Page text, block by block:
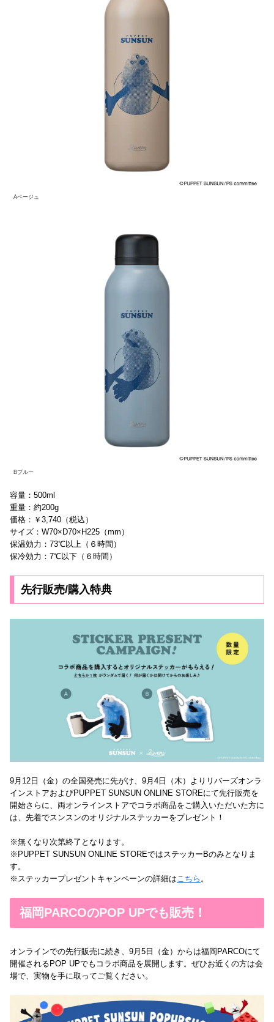
Aベージュ
Bブルー
容量：500ml
重量：約200g
価格：￥3,740（税込）
サイズ：W70×D70×H225（mm）
保温効力：73℃以上（６時間）
保冷効力：7℃以下（６時間）
先行販売/購入特典
9月12日（金）の全国発売に先がけ、9月4日（木）よりリバーズオンラ
インストアおよびPUPPET SUNSUN ONLINE STOREにて先行販売を
開始さらに、両オンラインストアでコラボ商品をご購入いただいた方に
は、先着でスンスンのオリジナルステッカーをプレゼント！
※無くなり次第終了となります。
※PUPPET SUNSUN ONLINE STOREではステッカーBのみとなりま
す。
※ステッカープレゼントキャンペーンの詳細はこちら 。
福岡PARCOのPOP UPでも販売！
オンラインでの先行販売に続き、9月5日（金）からは福岡PARCOにて
開催されるPOP UPでもコラボ商品を展開します。ぜひお近くの方は会
場で、実物を手に取ってご覧ください。